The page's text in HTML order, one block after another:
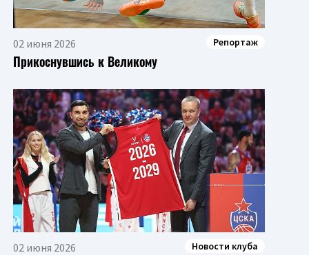
02 июня 2026 Репортаж
Прикоснувшись к Великому
02 июня 2026 Новости клуба